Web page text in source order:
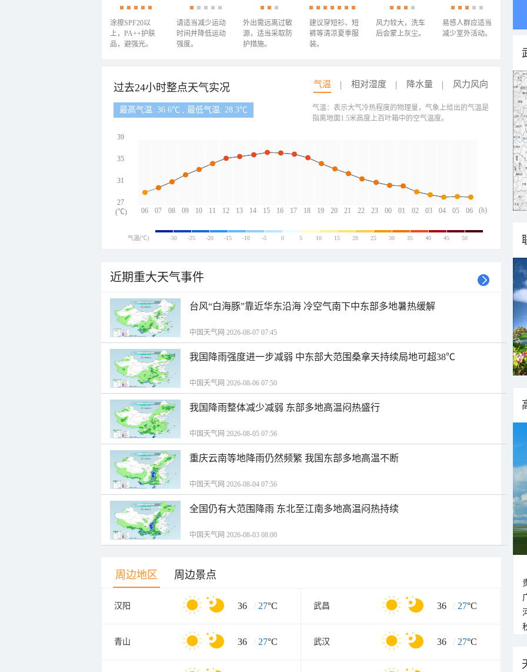
涂擦SPF20以
上，PA++护肤
品，避强光。
请适当减少运动
时间并降低运动
强度。
外出需远离过敏
源，适当采取防
护措施。
建议穿短衫、短
裤等清凉夏季服
装。
风力较大，洗车
后会蒙上灰尘。
易感人群应适当
减少室外活动。
过去24小时整点天气实况 气温 相对湿度 降水量 风力风向
最高气温: 36.6℃ , 最低气温: 28.3℃
06 07 08 09 10 11 12 13 14 15 16 17 18 19 20 21 22 23 00 01 02 03 04 05 06
39
35
31
27
(h)
(℃)
气温：表示大气冷热程度的物理量，气象上给出的气温是
指离地面1.5米高度上百叶箱中的空气温度。
气温(℃) -30 -25 -20 -15 -10 -5 0 5 10 15 20 25 30 35 40 45 50
近期重大天气事件
台风“白海豚”靠近华东沿海 冷空气南下中东部多地暑热缓解
中国天气网 2026-08-07 07:45
我国降雨强度进一步减弱 中东部大范围桑拿天持续局地可超38℃
中国天气网 2026-08-06 07:50
我国降雨整体减少减弱 东部多地高温闷热盛行
中国天气网 2026-08-05 07:56
重庆云南等地降雨仍然频繁 我国东部多地高温不断
中国天气网 2026-08-04 07:56
全国仍有大范围降雨 东北至江南多地高温闷热持续
中国天气网 2026-08-03 08:00
周边地区 周边景点
汉阳 36 / 27°C 武昌 36 / 27°C
青山 36 / 27°C 武汉 36 / 27°C